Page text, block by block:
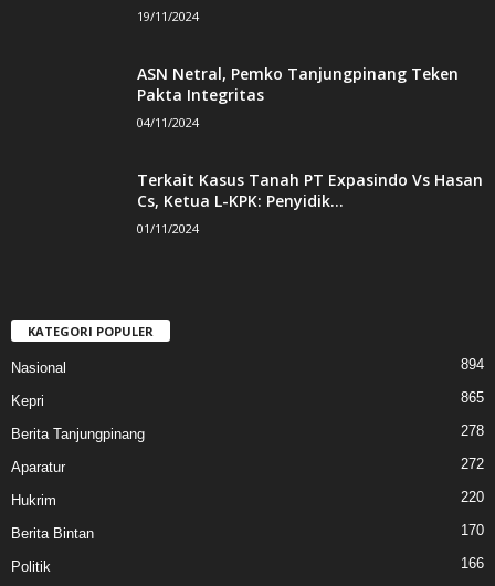
19/11/2024
ASN Netral, Pemko Tanjungpinang Teken
Pakta Integritas
04/11/2024
Terkait Kasus Tanah PT Expasindo Vs Hasan
Cs, Ketua L-KPK: Penyidik...
01/11/2024
KATEGORI POPULER
Nasional 894
Kepri 865
Berita Tanjungpinang 278
Aparatur 272
Hukrim 220
Berita Bintan 170
Politik 166